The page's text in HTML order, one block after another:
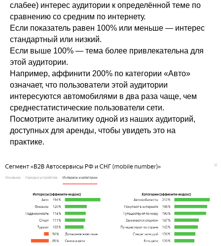
слабее) интерес аудитории к определённой теме по
сравнению со средним по интернету.
Если показатель равен 100% или меньше — интерес
стандартный или низкий.
Если выше 100% — тема более привлекательна для
этой аудитории.
Например, аффинити 200% по категории «Авто»
означает, что пользователи этой аудитории
интересуются автомобилями в два раза чаще, чем
среднестатистические пользователи сети.
Посмотрите аналитику одной из наших аудиторий,
доступных для аренды, чтобы увидеть это на
практике.